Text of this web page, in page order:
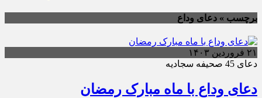
برچسب » دعای وداع
۲۱ فروردین ۱۴۰۳
دعای 45 صحیفه سجادیه
دعای وداع با ماه مبارک رمضان